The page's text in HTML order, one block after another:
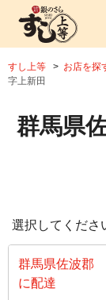
すし上等 お店を探
字上新田
群馬県
選択してくださ
群馬県佐波郡
に配達